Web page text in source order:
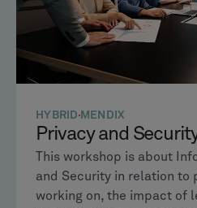
HYBRID MENDIX
Privacy and
This workshop is about
and Security in relation to
working on, the impact of